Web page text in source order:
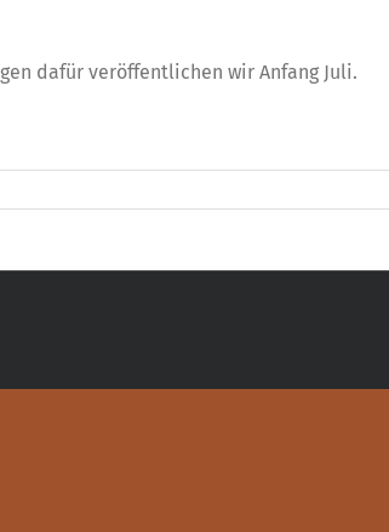
dafür veröffentlichen wir Anfang Juli.